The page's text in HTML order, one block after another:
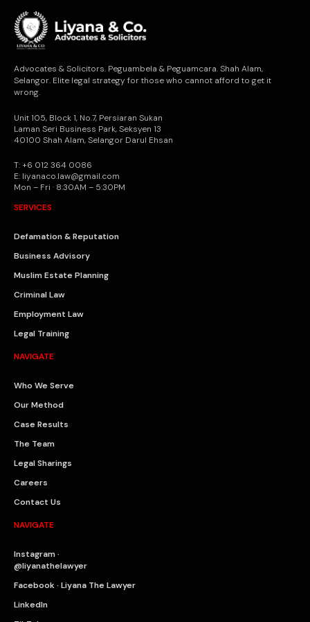
Advocates & Solicitors. Peguambela & Peguamcara. Shah Alam,
Selangor. Elite legal strategy for those who cannot afford to get it
wrong.
Unit 105, Block 1, No.7, Persiaran Sukan
Laman Seri Business Park, Seksyen 13
40100 Shah Alam, Selangor Darul Ehsan
T: +6 012 364 0086
E: liyanaco.law@gmail.com
Mon – Fri · 8:30AM – 5:30PM
SERVICES
Defamation & Reputation
Business Advisory
Muslim Estate Planning
Criminal Law
Employment Law
Legal Training
NAVIGATE
Who We Serve
Our Method
Case Results
The Team
Legal Sharings
Careers
Contact Us
NAVIGATE
Instagram ·
@liyanathelawyer
Facebook · Liyana The Lawyer
LinkedIn